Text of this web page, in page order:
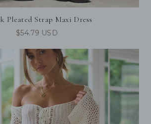
Pleated Strap Maxi Dress
$54.79 USD